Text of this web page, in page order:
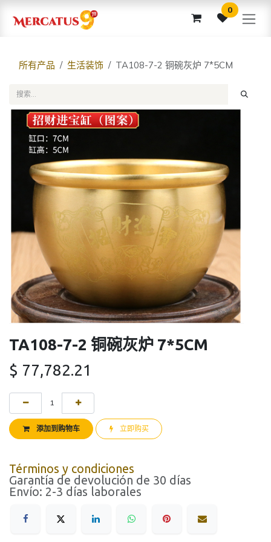
0
所有产品 生活装饰 TA108-7-2 铜碗灰炉 7*5CM
TA108-7-2 铜碗灰炉 7*5CM
$ 77,782.21
添加到购物车 立即购买
Términos y condiciones
Garantía de devolución de 30 días
Envío: 2-3 días laborales